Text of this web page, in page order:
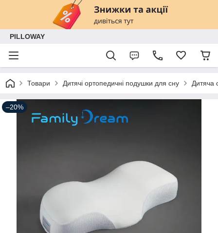
PILLOWAY
Товари Дитячі ортопедичні подушки для сну Дитяча
–20%